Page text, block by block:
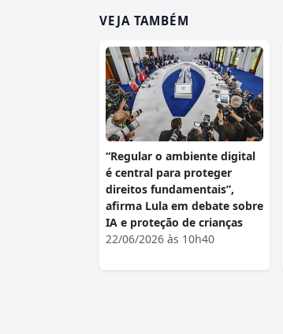
VEJA TAMBÉM
“Regular o ambiente digital
é central para proteger
direitos fundamentais”,
afirma Lula em debate sobre
IA e proteção de crianças
22/06/2026 às 10h40